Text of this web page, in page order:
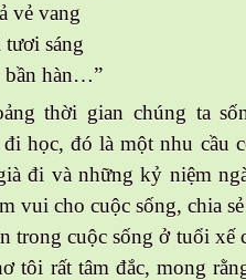
vẻ vang
sáng
bần hàn…”
thời gian chúng ta
học, đó là một nhu cầu
đi và những kỷ niệm
vui cho cuộc sống, chia
trong cuộc sống ở tuổi xế
tôi rất tâm đắc, mong